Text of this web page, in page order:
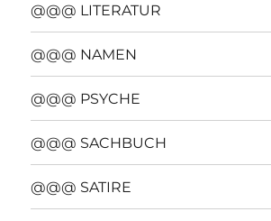
@@@ LITERATUR
@@@ NAMEN
@@@ PSYCHE
@@@ SACHBUCH
@@@ SATIRE